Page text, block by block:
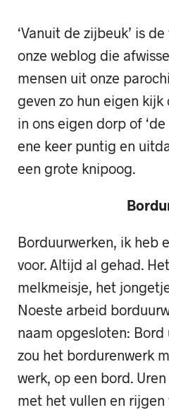
‘Vanuit de zijbeuk’ is
onze weblog die
mensen uit onze
geven zo hun eigen
in ons eigen dorp of ‘de
ene keer puntig en
een grote knipoog.
Borduurwerken, ik heb
voor. Altijd al gehad.
melkmeisje, het
Noeste arbeid
naam opgesloten: Bord
zou het bordurenwerk
werk, op een bord.
met het vullen en